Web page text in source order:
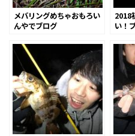
メバリングめちゃおもろい
んやでブログ
2018
い！